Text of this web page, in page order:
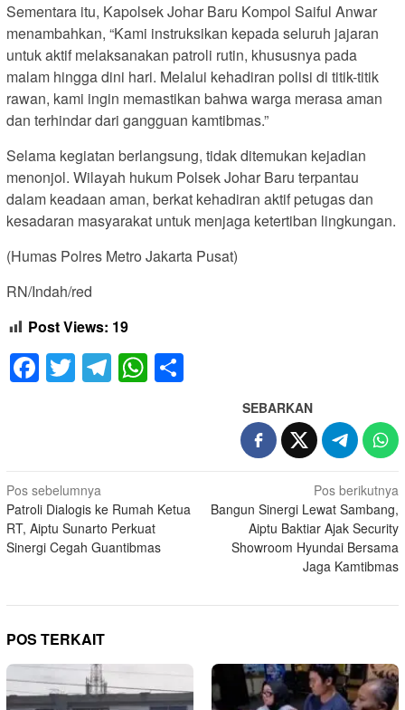
Sementara itu, Kapolsek Johar Baru Kompol Saiful Anwar
menambahkan, “Kami instruksikan kepada seluruh jajaran
untuk aktif melaksanakan patroli rutin, khususnya pada
malam hingga dini hari. Melalui kehadiran polisi di titik-titik
rawan, kami ingin memastikan bahwa warga merasa aman
dan terhindar dari gangguan kamtibmas.”
Selama kegiatan berlangsung, tidak ditemukan kejadian
menonjol. Wilayah hukum Polsek Johar Baru terpantau
dalam keadaan aman, berkat kehadiran aktif petugas dan
kesadaran masyarakat untuk menjaga ketertiban lingkungan.
(Humas Polres Metro Jakarta Pusat)
RN/Indah/red
Post Views: 19
Facebook
Twitter
Telegram
WhatsApp
SEBARKAN
Navigasi
pos
Pos sebelumnya
Patroli Dialogis ke Rumah Ketua
RT, Aiptu Sunarto Perkuat
Sinergi Cegah Guantibmas
Pos berikutnya
Bangun Sinergi Lewat Sambang,
Aiptu Baktiar Ajak Security
Showroom Hyundai Bersama
Jaga Kamtibmas
POS TERKAIT